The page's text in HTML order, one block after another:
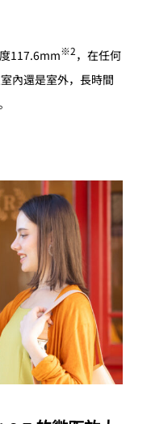
117.6mm※2，在任何
內還是室外，長時間